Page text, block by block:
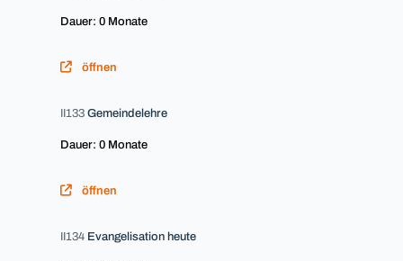
Dauer: 0 Monate
öffnen
II133 Gemeindelehre
Dauer: 0 Monate
öffnen
II134 Evangelisation heute